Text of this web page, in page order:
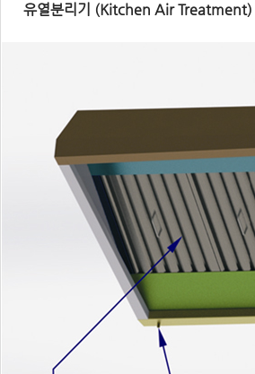
유열분리기 (Kitchen Air Treatment)